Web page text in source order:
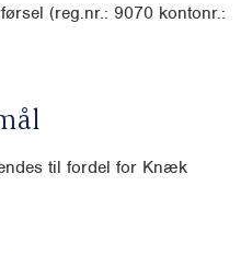
(reg.nr.: 9070 kontonr.:
til fordel for Knæk